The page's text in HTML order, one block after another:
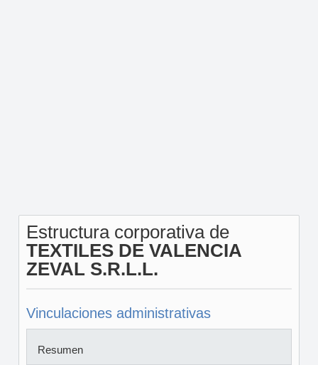
Estructura corporativa de
TEXTILES DE VALENCIA
ZEVAL S.R.L.L.
Vinculaciones administrativas
Resumen